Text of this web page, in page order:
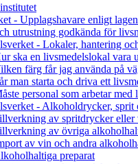
- Upplagshavare enligt
utrustning godkända för
- Lokaler, hantering
ska en livsmedelslokal vara
färg får jag använda på
man starta och driva ett
personal som arbetar
- Alkoholdrycker, sprit
av spritdrycker
av övriga
av vin och andra
preparat